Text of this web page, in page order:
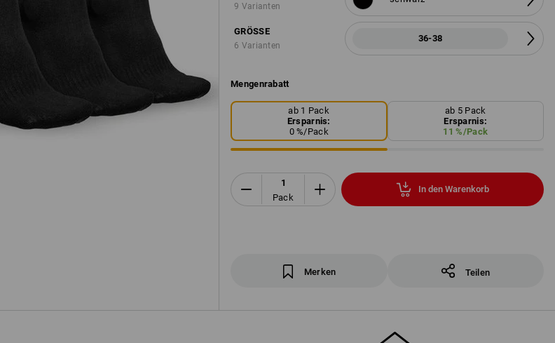
9 Varianten
GRÖSSE
6 Varianten
36-38
Mengenrabatt
ab 1 Pack
Ersparnis:
0%/Pack
ab 5 Pack
Ersparnis:
11 %/Pack
Pack
In den Warenkorb
Merken Teilen